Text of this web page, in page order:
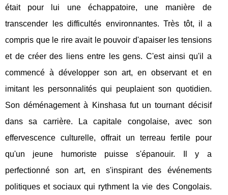
était pour lui une échappatoire, une manière de
transcender les difficultés environnantes. Très tôt, il a
compris que le rire avait le pouvoir d'apaiser les tensions
et de créer des liens entre les gens. C'est ainsi qu'il a
commencé à développer son art, en observant et en
imitant les personnalités qui peuplaient son quotidien.
Son déménagement à Kinshasa fut un tournant décisif
dans sa carrière. La capitale congolaise, avec son
effervescence culturelle, offrait un terreau fertile pour
qu'un jeune humoriste puisse s'épanouir. Il y a
perfectionné son art, en s'inspirant des événements
politiques et sociaux qui rythment la vie des Congolais.